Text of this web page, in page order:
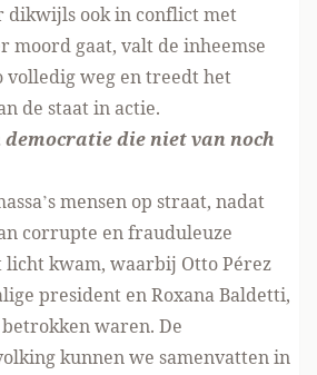
dikwijls ook in conflict met
moord gaat, valt de inheemse
volledig weg en treedt het
de staat in actie.
democratie die niet van noch
mensen op straat, nadat
corrupte en frauduleuze
kwam, waarbij Otto Pérez
president en Roxana Baldetti,
waren. De
kunnen we samenvatten in